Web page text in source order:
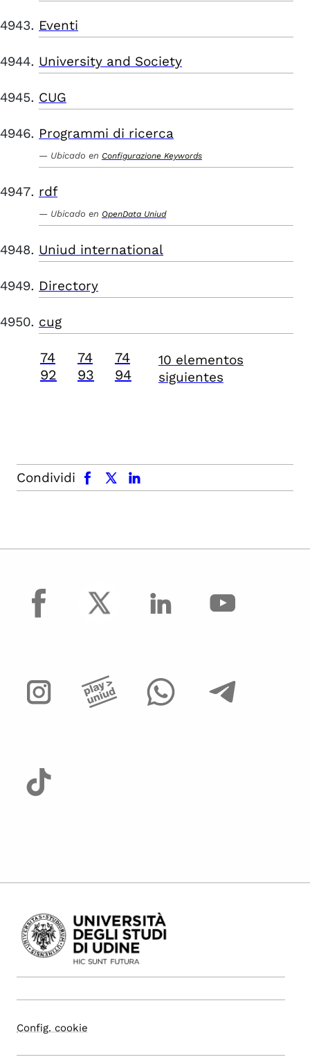
Eventi
University and Society
CUG
Programmi di ricerca
Ubicado en Configurazione Keywords
rdf
Ubicado en OpenData Uniud
Uniud international
Directory
cug
74
92
74
93
74
94
10 elementos
siguientes
Condividi
facebook x.com linkedin
facebook
Config. cookie